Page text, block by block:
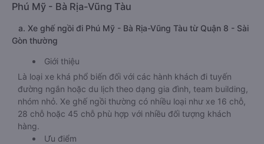
Phú Mỹ - Bà Rịa-Vũng Tàu
a. Xe ghế ngồi đi Phú Mỹ - Bà Rịa-Vũng Tàu từ Quận 8 - Sài
Gòn thường
Giới thiệu
Là loại xe khá phổ biến đối với các hành khách đi tuyến
đường ngắn hoặc du lịch theo dạng gia đình, team building,
nhóm nhỏ. Xe ghế ngồi thường có nhiều loại như xe 16 chỗ,
28 chỗ hoặc 45 chỗ phù hợp với nhiều đối tượng khách
hàng.
Ưu điểm